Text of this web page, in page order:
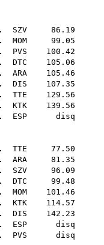
. SZV 86.19
. MOM 99.05
. PVS 100.42
. DTC 105.06
. ARA 105.46
DIS 107.35
. TTE 129.56
. KTK 139.56
. ESP disq
. TTE 77.50
. ARA 81.35
. SZV 96.09
. DTC 99.48
. MOM 101.46
. KTK 114.57
. DIS 142.23
ESP disq
. PVS disq